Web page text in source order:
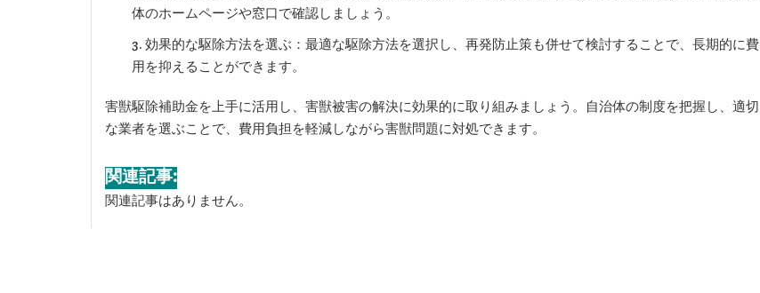
体のホームページや窓口で確認しましょう。
効果的な駆除方法を選ぶ：最適な駆除方法を選択し、再発防止策も併せて検討することで、長期的に費
用を抑えることができます。
害獣駆除補助金を上手に活用し、害獣被害の解決に効果的に取り組みましょう。自治体の制度を把握し、適切
な業者を選ぶことで、費用負担を軽減しながら害獣問題に対処できます。
関連記事:
関連記事はありません。